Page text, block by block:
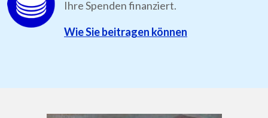
Ihre Spenden finanziert.
Wie Sie beitragen können